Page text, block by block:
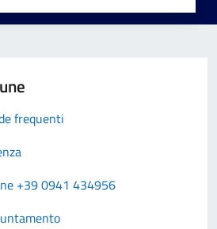
frequenti
+39 0941 434956